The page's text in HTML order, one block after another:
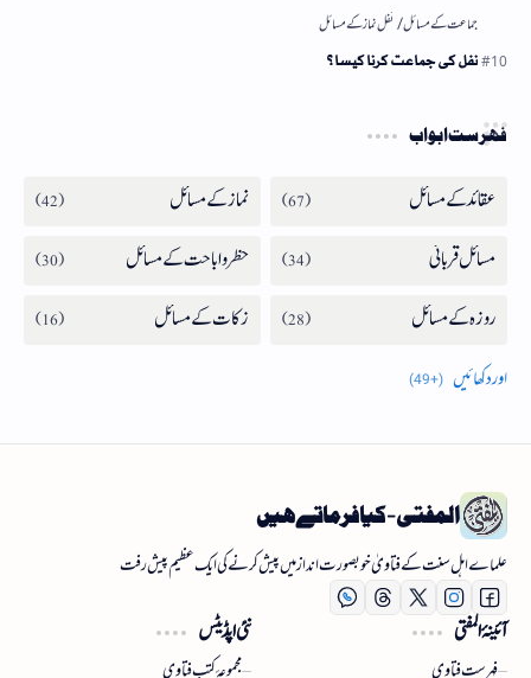
نفل کی جماعت کرنا کیسا؟
فہرست ابواب
المفتی - کیا فرماتے ہیں
علماے اہل سنت کے فتاویٰ خوبصورت انداز میں پیش کرنے کی ایک عظیم پیش رفت
آئینۂ المفتی
فہرست فتاوی
نئی اپڈیٹس
مجموعۂ کتب فتاوی